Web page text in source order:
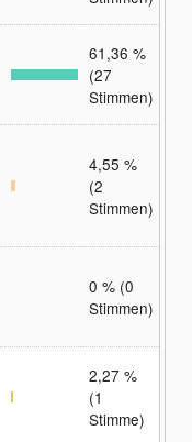
61,36 %
(27
Stimmen)
4,55 %
(2
Stimmen)
0 % (0
Stimmen)
2,27 %
(1
Stimme)